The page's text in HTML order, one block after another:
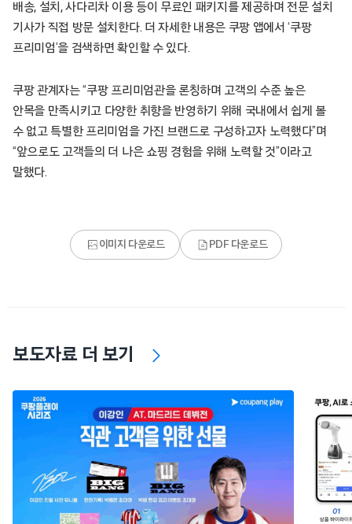
배송, 설치, 사다리차 이용 등이 무료인 패키지를 제공하며 전문 설치
기사가 직접 방문 설치한다. 더 자세한 내용은 쿠팡 앱에서 ‘쿠팡
프리미엄’을 검색하면 확인할 수 있다.
쿠팡 관계자는 “쿠팡 프리미엄관을 론칭하며 고객의 수준 높은
안목을 만족시키고 다양한 취향을 반영하기 위해 국내에서 쉽게 볼
수 없고 특별한 프리미엄을 가진 브랜드로 구성하고자 노력했다”며
“앞으로도 고객들의 더 나은 쇼핑 경험을 위해 노력할 것”이라고
말했다.
이미지 다운로드 PDF 다운로드
보도자료 더 보기